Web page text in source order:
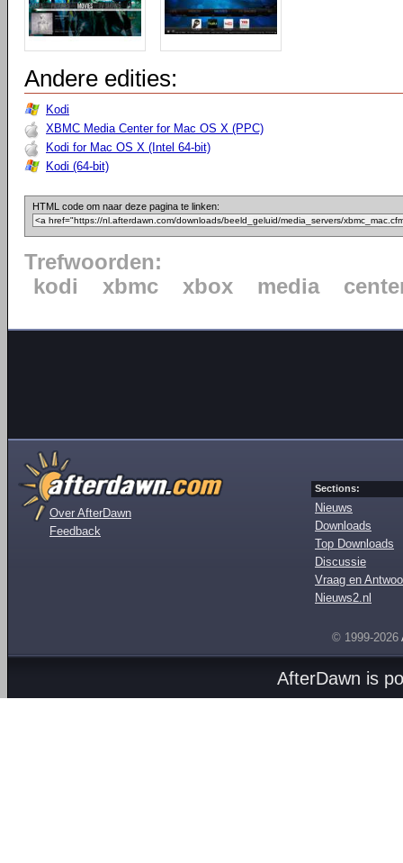
Andere edities:
Kodi
XBMC Media Center for Mac OS X (PPC)
Kodi for Mac OS X (Intel 64-bit)
Kodi (64-bit)
HTML code om naar deze pagina te linken:
Trefwoorden:
kodi
xbmc xbox media
Over AfterDawn
Feedback
Sections:
Nieuws
Downloads
Top Downloads
Discussie
Vraag en
Nieuws2.nl
© 1999-2026
AfterDawn is